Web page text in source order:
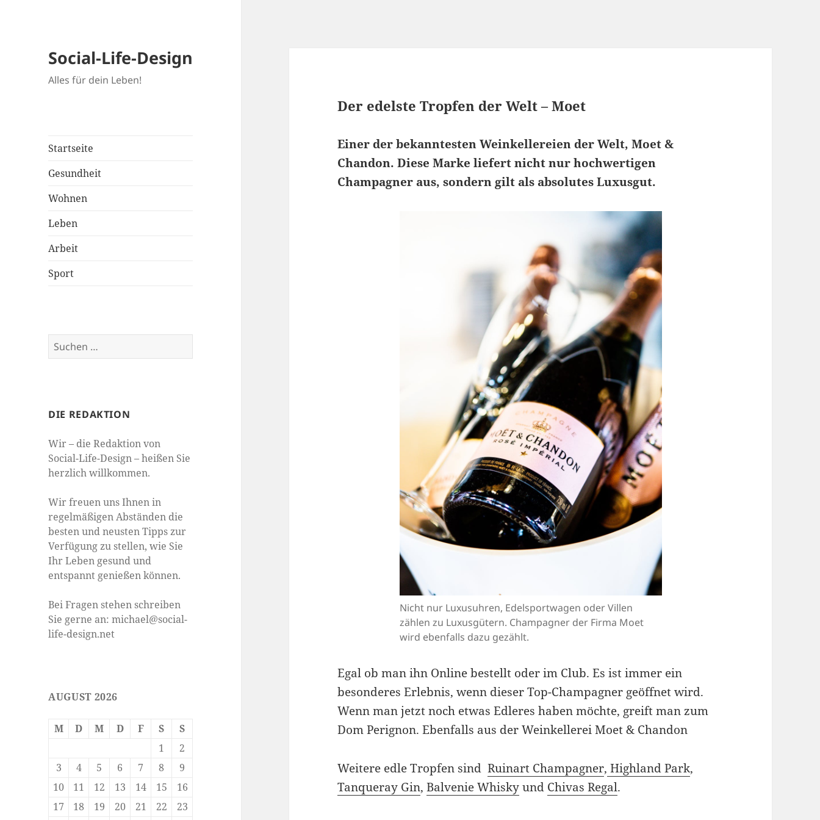
Social-Life-Design
Alles für dein Leben!
Startseite
Gesundheit
Wohnen
Leben
Arbeit
Sport
Suchen
nach:
DIE REDAKTION
Wir – die Redaktion von
Social-Life-Design – heißen Sie
herzlich willkommen.
Wir freuen uns Ihnen in
regelmäßigen Abständen die
besten und neusten Tipps zur
Verfügung zu stellen, wie Sie
Ihr Leben gesund und
entspannt genießen können.
Bei Fragen stehen schreiben
Sie gerne an: michael@social-
life-design.net
AUGUST 2026
M D M D F S
S
1
2
3
4 5 6 7 8
9
10
11 12 13 14 15
16
17
18 19 20 21 22
23
Der edelste Tropfen der Welt – Moet
Einer der bekanntesten Weinkellereien der Welt, Moet &
Chandon. Diese Marke liefert nicht nur hochwertigen
Champagner aus, sondern gilt als absolutes Luxusgut.
Nicht nur Luxusuhren, Edelsportwagen oder Villen
zählen zu Luxusgütern. Champagner der Firma Moet
wird ebenfalls dazu gezählt.
Egal ob man ihn Online bestellt oder im Club. Es ist immer ein
besonderes Erlebnis, wenn dieser Top-Champagner geöffnet wird.
Wenn man jetzt noch etwas Edleres haben möchte, greift man zum
Dom Perignon. Ebenfalls aus der Weinkellerei Moet & Chandon
Weitere edle Tropfen sindRuinart Champagner, Highland Park,
Tanqueray Gin,Balvenie Whiskyund Chivas Regal.